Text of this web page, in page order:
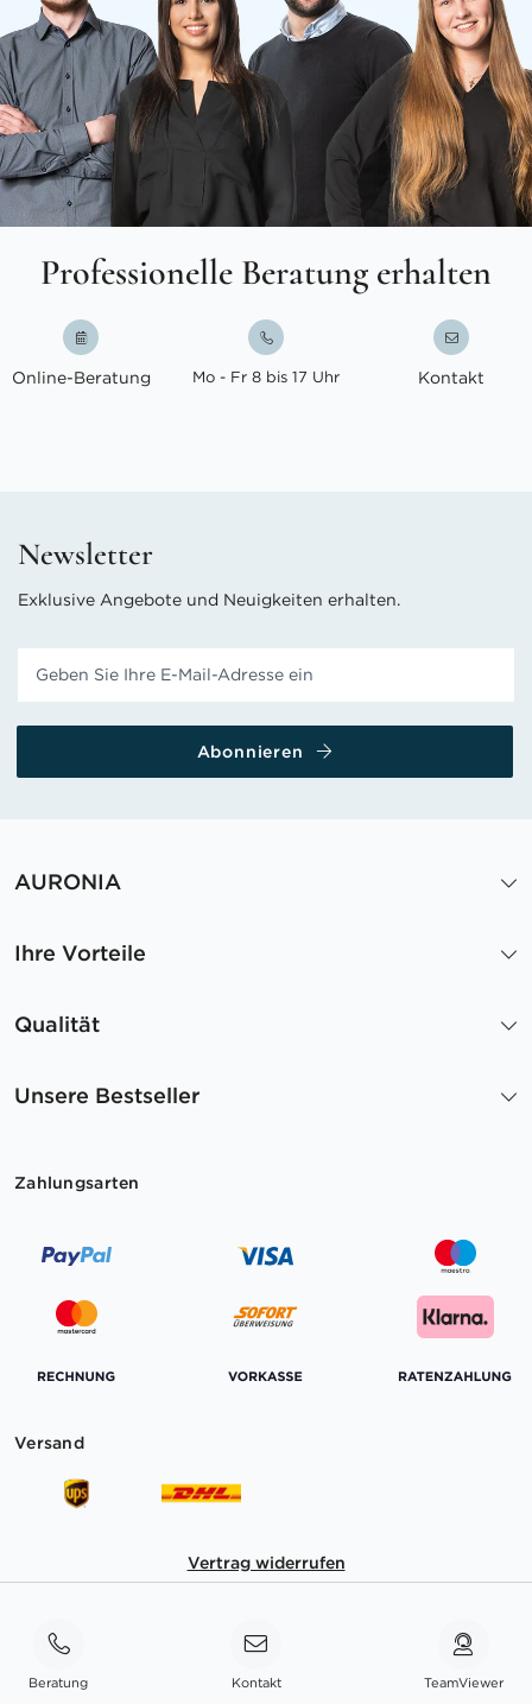
Professionelle Beratung erhalten
Online-Beratung Mo - Fr 8 bis 17 Uhr Kontakt
Newsletter
Exklusive Angebote und Neuigkeiten erhalten.
Abonnieren
AURONIA
Ihre Vorteile
Qualität
Unsere Bestseller
Zahlungsarten
Versand
Vertrag widerrufen
Beratung Kontakt TeamViewer